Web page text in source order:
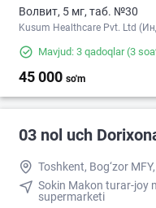
Волвит, 5 мг, таб. №30
Kusum Healthcare Pvt. Ltd
Mavjud: 3 qadoqlar(3
45 000 so'm
03 nol uch
Toshkent, Bog‘zor
Sokin Makon turar-joy
supermarketi